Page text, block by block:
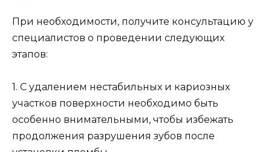
При необходимости, получите консультацию у
специалистов о проведении следующих
этапов:
1. С удалением нестабильных и кариозных
участков поверхности необходимо быть
особенно внимательными, чтобы избежать
продолжения разрушения зубов после